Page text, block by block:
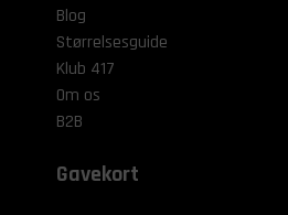
Blog
Størrelsesguide
Klub 417
Om os
B2B
Gavekort